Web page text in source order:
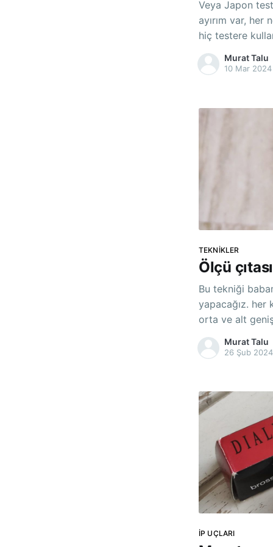
Veya Japon
ayırım var,
hiç testere kullanmamış gibi.
kesiyor ? Hayır Biri diğerinden daha mı temiz kesiyor ?
Hayır Biri diğerinden daha mı hızlı kesiyor ? Yooo Biri
Murat Talu
10 Mar 2024
TEKNIKLER
Ölçü çıtası
Bu tekniği babamdan
yapacağız. her
orta ve alt
her kapı için
gerekiyor.
Murat Talu
26 Şub 2024
İP UÇLARI